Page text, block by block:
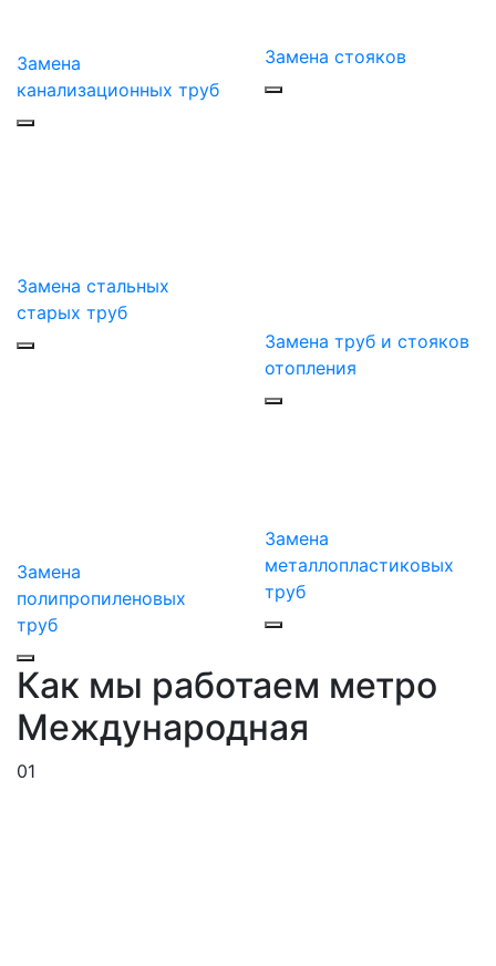
Замена
канализационных труб
Замена стояков
Замена стальных
старых труб
Замена труб и стояков
отопления
Замена
полипропиленовых
труб
Замена
металлопластиковых
труб
Как мы работаем метро
Международная
01